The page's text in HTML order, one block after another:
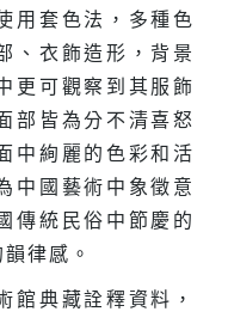
用套色法，多種色
、衣飾造形，背景
更可觀察到其服飾
部皆為分不清喜怒
中絢麗的色彩和活
中國藝術中象徵意
傳統民俗中節慶的
律感。
館典藏詮釋資料，